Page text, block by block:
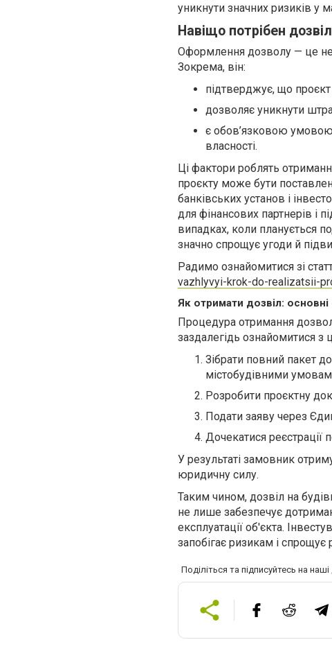
уникнути значних ризиків у
Навіщо потрібен
Оформлення дозволу — це не
Зокрема, він:
підтверджує, що проєкт
дозволяє уникнути
є обов’язковою
власності.
Ці фактори роблять
проєкту може бути
банківських установ і
для фінансових партнерів і
випадках, коли планується
значно спрощує угоди й
Радимо ознайомитися зі
vazhlyvyi-krok-do-realizatsii-
Як отримати дозвіл: основні
Процедура отримання
заздалегідь ознайомитися
Зібрати повний пакет
містобудівними
Розробити проєктну
Подати заяву через
Дочекатися реєстрації
У результаті замовник
юридичну силу.
Таким чином, дозвіл на
не лише забезпечує
експлуатації об'єкта.
запобігає ризикам і спрощує
Поділіться та підписуйтесь на